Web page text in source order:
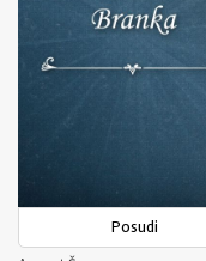
Posudi